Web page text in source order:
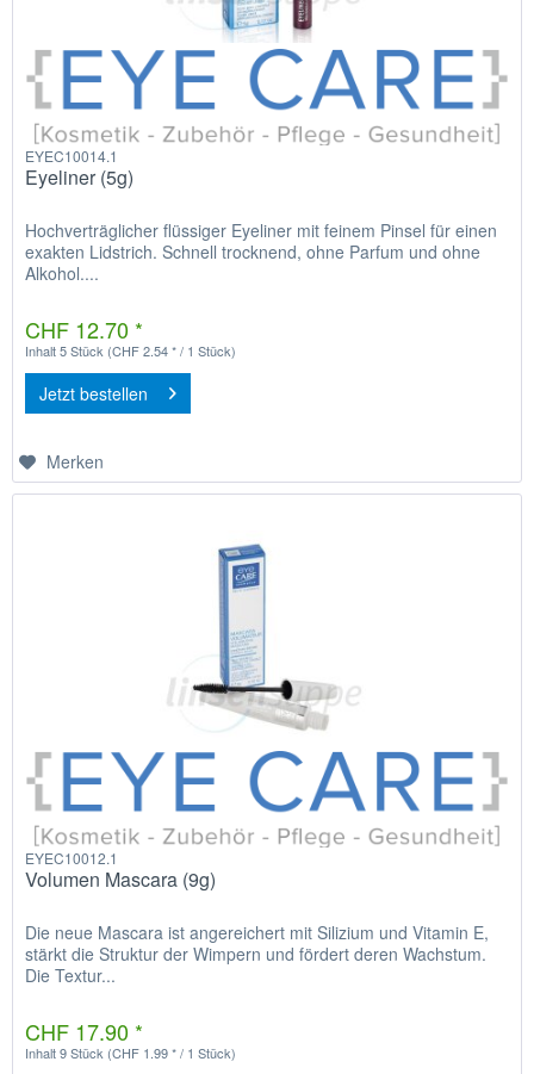
EYEC10014.1
Eyeliner (5g)
Hochverträglicher flüssiger Eyeliner mit feinem Pinsel für einen
exakten Lidstrich. Schnell trocknend, ohne Parfum und ohne
Alkohol....
CHF 12.70 *
Inhalt5 Stück (CHF 2.54 * / 1 Stück)
Jetzt bestellen
Merken
EYEC10012.1
Volumen Mascara (9g)
Die neue Mascara ist angereichert mit Silizium und Vitamin E,
stärkt die Struktur der Wimpern und fördert deren Wachstum.
Die Textur...
CHF 17.90 *
Inhalt9 Stück (CHF 1.99 * / 1 Stück)